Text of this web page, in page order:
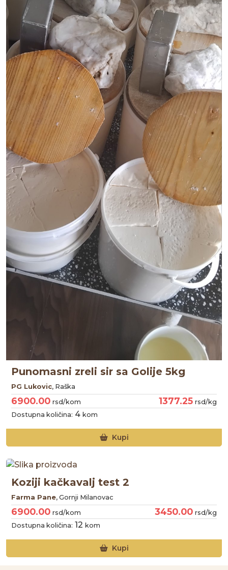
Punomasni zreli sir sa Golije 5kg
PG Lukovic, Raška
6900.00 rsd/kom 1377.25 rsd/kg
Dostupna količina: 4 kom
Kupi
Koziji kačkavalj test 2
Farma Pane, Gornji Milanovac
6900.00 rsd/kom 3450.00 rsd/kg
Dostupna količina: 12 kom
Kupi